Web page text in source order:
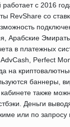
работает с 2016
RevShare со
Арабские
в платежных
Perfect
на
баннеры,
также
Деньги
или по запросу